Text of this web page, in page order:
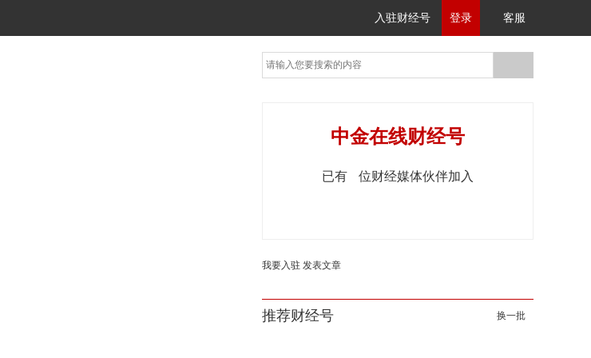
入驻财经号 登录 客服
中金在线财经号
已有 位财经媒体伙伴加入
我要入驻 发表文章
推荐财经号 换一批